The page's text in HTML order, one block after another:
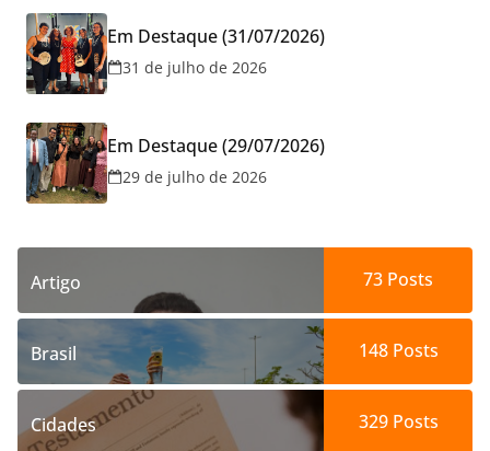
Em Destaque (31/07/2026)
31 de julho de 2026
Em Destaque (29/07/2026)
29 de julho de 2026
Artigo 73 Posts
Brasil 148Posts
Cidades 329Posts